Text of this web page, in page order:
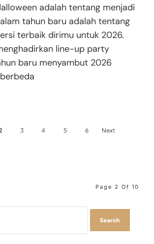
adalah tentang menjadi
tahun baru adalah tentang
terbaik dirimu untuk 2026.
line-up party
baru menyambut 2026
3 4 5 6
Next
Page 2 Of 10